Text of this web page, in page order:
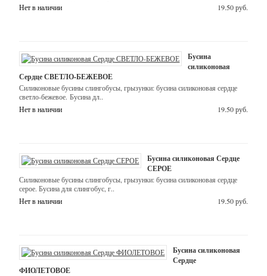
Виноград
Гексагон
17
мм
Звезда
45
мм
17
мм
19.50 руб.
Нет в наличии
Бусина
силиконовая
Сердце СВЕТЛО-БЕЖЕВОЕ
Силиконовые бусины слингобусы, грызунки: бусина силиконовая сердце
светло-бежевое. Бусина дл..
19.50 руб.
Нет в наличии
Бусина силиконовая Сердце
СЕРОЕ
Силиконовые бусины слингобусы, грызунки: бусина силиконовая сердце
серое. Бусина для слингобус, г..
19.50 руб.
Нет в наличии
Бусина силиконовая
Сердце
ФИОЛЕТОВОЕ